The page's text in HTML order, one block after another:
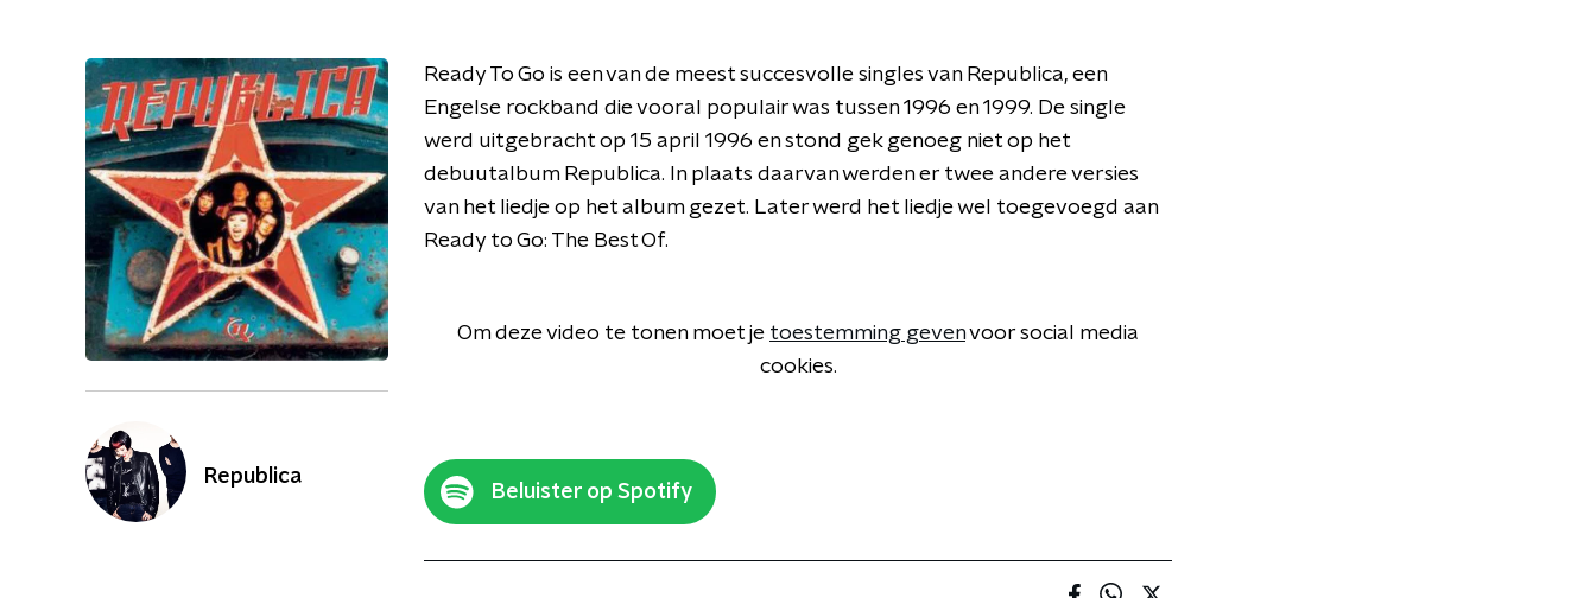
Republica
Ready To Go is een van de meest succesvolle singles van Republica, een
Engelse rockband die vooral populair was tussen 1996 en 1999. De single
werd uitgebracht op 15 april 1996 en stond gek genoeg niet op het
debuutalbum Republica. In plaats daarvan werden er twee andere versies
van het liedje op het album gezet. Later werd het liedje wel toegevoegd aan
Ready to Go: The Best Of.
Om deze video te tonen moet je toestemming gevenvoor social media
cookies.
Beluister op Spotify